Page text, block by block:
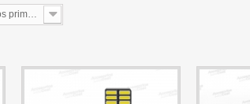
Precio: más baratos primero